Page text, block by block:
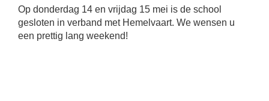
Op donderdag 14 en vrijdag 15 mei is de school
gesloten in verband met Hemelvaart. We wensen u
een prettig lang weekend!